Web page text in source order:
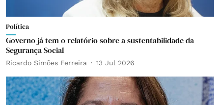
Política
Governo já tem o relatório sobre a sustentabilidade da
Segurança Social
Ricardo Simões Ferreira 13 Jul 2026